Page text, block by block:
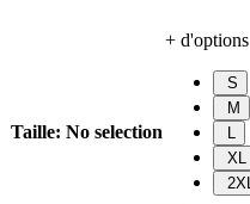
Taille: No selection
+ d'options
S
M
XL
2XL